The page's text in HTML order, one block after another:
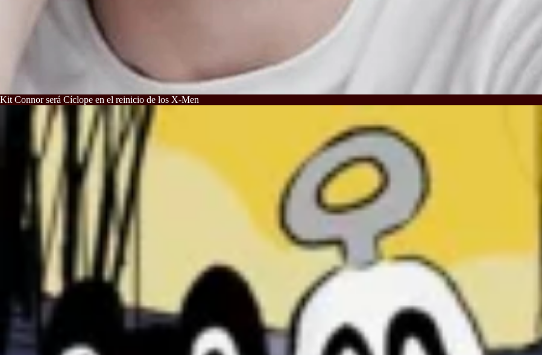
Kit Connor será Cíclope en el reinicio de los X-Men